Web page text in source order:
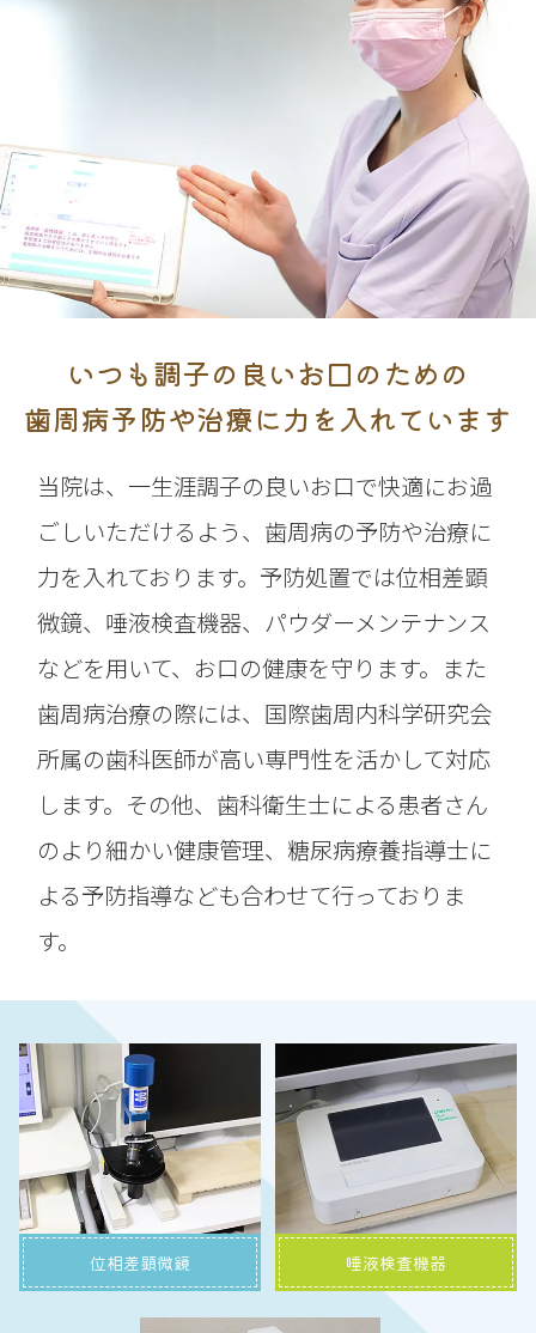
いつも調子の良いお口のための
歯周病予防や治療に力を入れています
当院は、一生涯調子の良いお口で快適にお過
ごしいただけるよう、歯周病の予防や治療に
力を入れております。予防処置では位相差顕
微鏡、唾液検査機器、パウダーメンテナンス
などを用いて、お口の健康を守ります。また
歯周病治療の際には、国際歯周内科学研究会
所属の歯科医師が高い専門性を活かして対応
します。その他、歯科衛生士による患者さん
のより細かい健康管理、糖尿病療養指導士に
よる予防指導なども合わせて行っておりま
す。
位相差顕微鏡 唾液検査機器